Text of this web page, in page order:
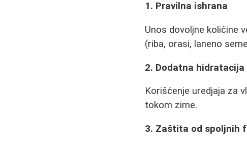
1. Pravilna ishrana
Unos dovoljne količine
(riba, orasi, laneno
2. Dodatna
Korišćenje uredjaja za
tokom zime.
3. Zaštita od spoljnih